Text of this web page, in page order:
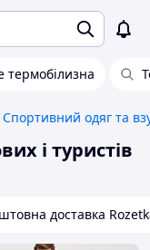
термобілизна
Спортивний одяг та
і туристів
доставка